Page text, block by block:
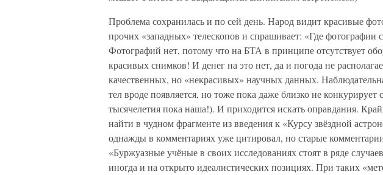
Проблема сохранилась и по сей день. Народ видит красивые
прочих «западных» телескопов и спрашивает: «Где фотографии
Фотографий нет, потому что на БТА в принципе отсутствует
красивых снимков! И денег на это нет, да и погода не
качественных, но «некрасивых» научных данных.
тел вроде появляется, но тоже пока даже близко не конкурирует
тысячелетия пока наша!). И приходится искать оправдания.
найти в чудном фрагменте из введения к «Курсу звёздной
однажды в комментариях уже цитировал, но старые
«Буржуазные учёные в своих исследованиях стоят в ряде
иногда и на открыто идеалистических позициях. При таких